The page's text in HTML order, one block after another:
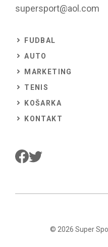
supersport@aol.com
FUDBAL
AUTO
MARKETING
TENIS
KOŠARKA
KONTAKT
© 2026 Super